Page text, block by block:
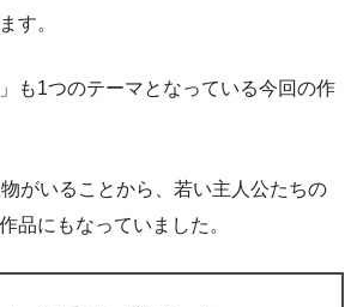
す。
も1つのテーマとなっている今回の作
がいることから、 若い主人公たちの
品にもなっていました。